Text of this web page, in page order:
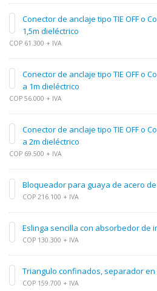
Conector de anclaje tipo TIE OFF o
1,5m dieléctrico
COP 61.300 + IVA
Conector de anclaje tipo TIE OFF o
a 1m dieléctrico
COP 56.000 + IVA
Conector de anclaje tipo TIE OFF o
a 2m dieléctrico
COP 69.500 + IVA
Bloqueador para guaya de acero
COP 216.100 + IVA
Eslinga sencilla con absorbedor de
COP 130.300 + IVA
Triangulo confinados, separador en
COP 159.700 + IVA